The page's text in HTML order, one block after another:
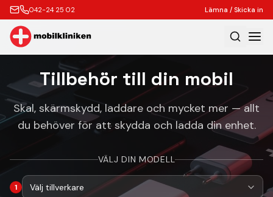
042-24 25 02 Lämna / Skicka in
Laga
Köp
Boka Express
Lämna / Skicka in
Tillbehör till din mobil
Skal, skärmskydd, laddare och mycket mer — allt
du behöver för att skydda och ladda din enhet.
VÄLJ DIN MODELL
1